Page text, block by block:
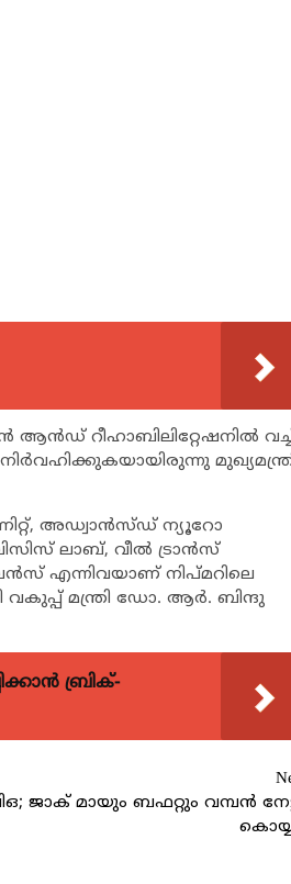
ആന്‍ഡ് റീഹാബിലിറ്റേഷനില്‍
അഡ്വാന്‍സ്ഡ് ന്യൂറോ
ലാബ്, വീല്‍ ട്രാന്‍സ്
എന്നിവയാണ് നിപ്മറിലെ
വകുപ്പ് മന്ത്രി ഡോ. ആര്‍. ബിന്ദു
ബ്രിക്-
ജാക് മായും ബഫറ്റും വമ്പന്‍